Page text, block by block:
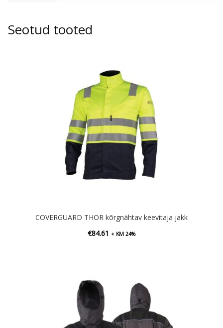
Seotud tooted
COVERGUARD THOR kõrgnähtav keevitaja jakk
€84.61 + KM 24%